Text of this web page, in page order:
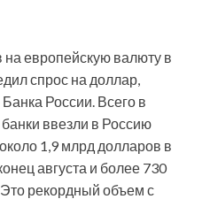
на европейскую валюту в
спрос на доллар,
России. Всего в
ввезли в Россию
1,9 млрд долларов в
августа и более 730
рекордный объем с